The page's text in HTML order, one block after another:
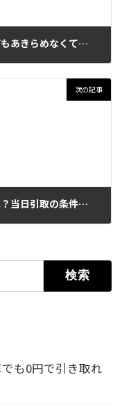
廃車したいのに書類がない！紛失してもあきらめなくていい理由と対処法
次の記事
千葉で廃車を即日対応してもらうには？当日引取の条件と流れを解説
も0円で引き取れ